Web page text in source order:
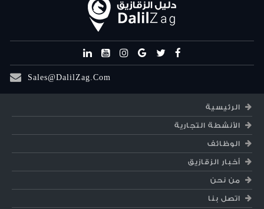
Sales@DalilZag.Com
الرئيسية
الأنشطة التجارية
الوظائف
أخبار الزقازيق
من نحن
اتصل بنا